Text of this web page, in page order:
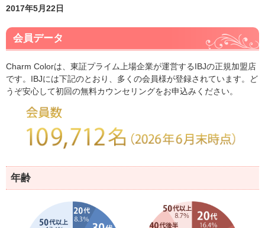
2017年5月22日
会員データ
Charm Colorは、東証プライム上場企業が運営するIBJの正規加盟店
です。IBJには下記のとおり、多くの会員様が登録されています。ど
うぞ安心して初回の無料カウンセリングをお申込みください。
年齢